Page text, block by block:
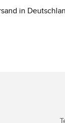
in